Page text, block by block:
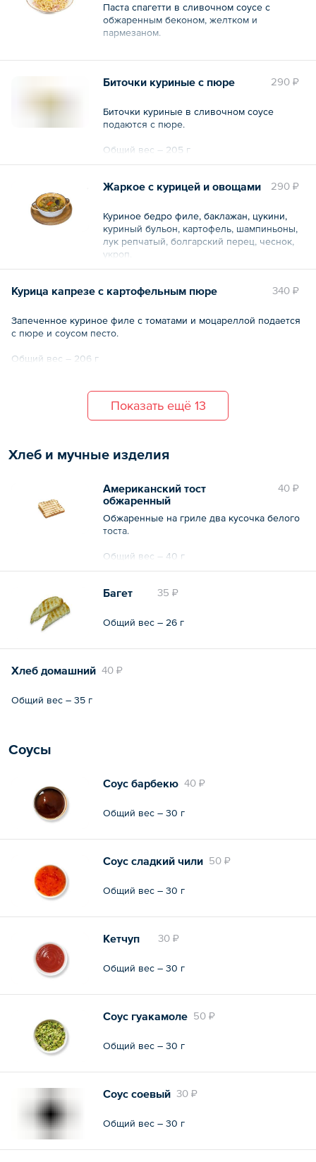
Паста спагетти в сливочном соусе с
обжаренным беконом, желтком и
пармезаном.
Общий вес – 200 г
290 ₽
Биточки куриные с пюре
Биточки куриные в сливочном соусе
подаются с пюре.
Общий вес – 205 г
290 ₽
Жаркое с курицей и овощами
Куриное бедро филе, баклажан, цукини,
куриный бульон, картофель, шампиньоны,
лук репчатый, болгарский перец, чеснок,
укроп.
340 ₽
Курица капрезе с картофельным пюре
Запеченное куриное филе с томатами и моцареллой подается
с пюре и соусом песто.
Общий вес – 206 г
Показать ещё 13
Хлеб и мучные изделия
40 ₽
Американский тост
обжаренный
Обжаренные на гриле два кусочка белого
тоста.
Общий вес – 40 г
35 ₽
Багет
Общий вес – 26 г
40 ₽
Хлеб домашний
Общий вес – 35 г
Соусы
40 ₽
Соус барбекю
Общий вес – 30 г
50 ₽
Соус сладкий чили
Общий вес – 30 г
30 ₽
Кетчуп
Общий вес – 30 г
50 ₽
Соус гуакамоле
Общий вес – 30 г
30 ₽
Соус соевый
Общий вес – 30 г